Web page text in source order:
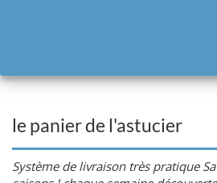
le panier de l'astucier
Système de livraison très pratique